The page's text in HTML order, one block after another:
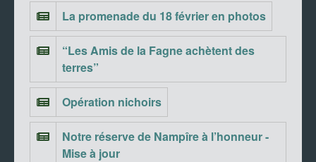
La promenade du 18 février en photos
“Les Amis de la Fagne achètent des
terres”
Opération nichoirs
Notre réserve de Nampîre à l’honneur -
Mise à jour